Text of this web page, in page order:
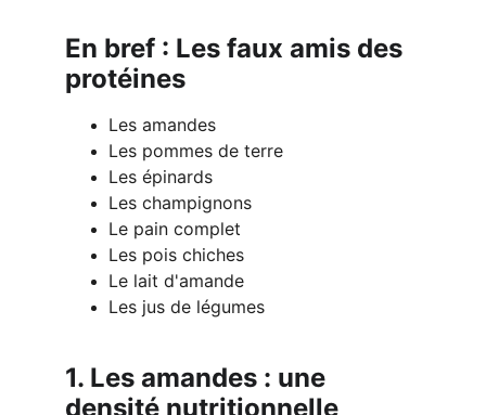
En bref : Les faux amis des
protéines
Les amandes
Les pommes de terre
Les épinards
Les champignons
Le pain complet
Les pois chiches
Le lait d'amande
Les jus de légumes
1. Les amandes : une
densité nutritionnelle